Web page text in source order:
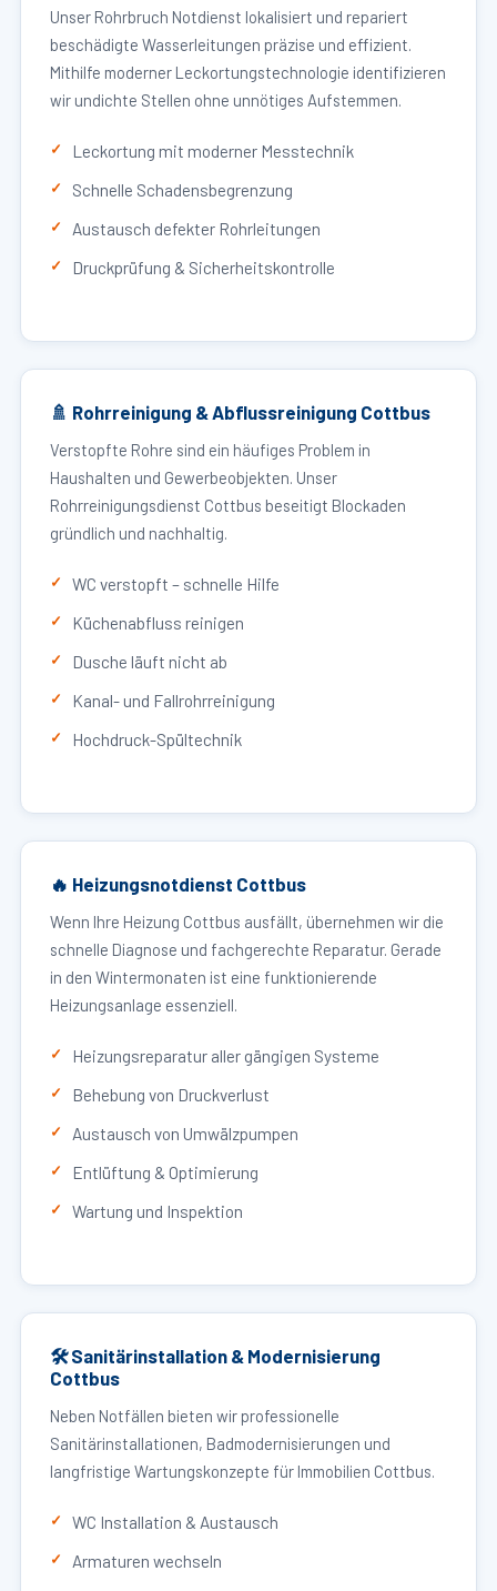
Unser Rohrbruch Notdienst lokalisiert und repariert
beschädigte Wasserleitungen präzise und effizient.
Mithilfe moderner Leckortungstechnologie identifizieren
wir undichte Stellen ohne unnötiges Aufstemmen.
Leckortung mit moderner Messtechnik
Schnelle Schadensbegrenzung
Austausch defekter Rohrleitungen
Druckprüfung & Sicherheitskontrolle
🚿 Rohrreinigung & Abflussreinigung Cottbus
Verstopfte Rohre sind ein häufiges Problem in
Haushalten und Gewerbeobjekten. Unser
Rohrreinigungsdienst Cottbus beseitigt Blockaden
gründlich und nachhaltig.
WC verstopft – schnelle Hilfe
Küchenabfluss reinigen
Dusche läuft nicht ab
Kanal- und Fallrohrreinigung
Hochdruck-Spültechnik
🔥 Heizungsnotdienst Cottbus
Wenn Ihre Heizung Cottbus ausfällt, übernehmen wir die
schnelle Diagnose und fachgerechte Reparatur. Gerade
in den Wintermonaten ist eine funktionierende
Heizungsanlage essenziell.
Heizungsreparatur aller gängigen Systeme
Behebung von Druckverlust
Austausch von Umwälzpumpen
Entlüftung & Optimierung
Wartung und Inspektion
🛠 Sanitärinstallation & Modernisierung
Cottbus
Neben Notfällen bieten wir professionelle
Sanitärinstallationen, Badmodernisierungen und
langfristige Wartungskonzepte für Immobilien Cottbus.
WC Installation & Austausch
Armaturen wechseln